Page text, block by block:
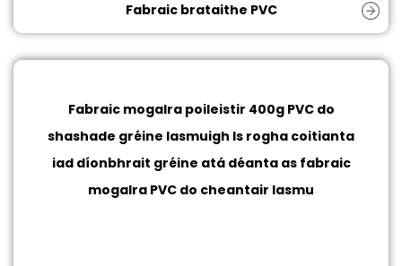
Fabraic brataithe PVC
Fabraic mogalra poileistir 400g PVC do
shashade gréine lasmuigh Is rogha coitianta
iad díonbhrait gréine atá déanta as fabraic
mogalra PVC do cheantair lasmu